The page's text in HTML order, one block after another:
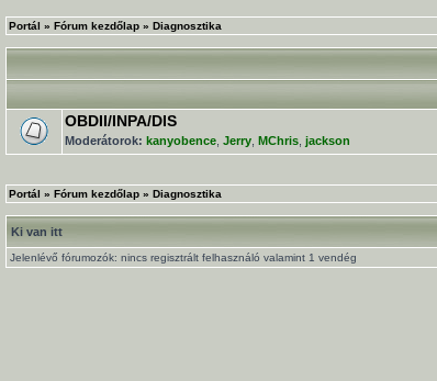
Portál » Fórum kezdőlap » Diagnosztika
OBDII/INPA/DIS
Moderátorok: kanyobence Jerry MChris jackson
Portál » Fórum kezdőlap » Diagnosztika
Ki van itt
Jelenlévő fórumozók: nincs regisztrált felhasználó valamint 1 vendég